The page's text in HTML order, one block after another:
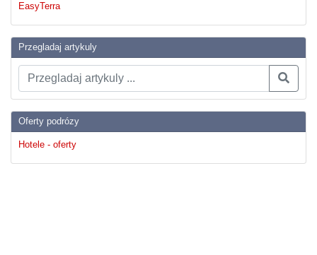
EasyTerra
Przegladaj artykuly
Oferty podrózy
Hotele - oferty